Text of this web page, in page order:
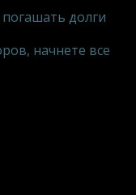
долги
начнете все